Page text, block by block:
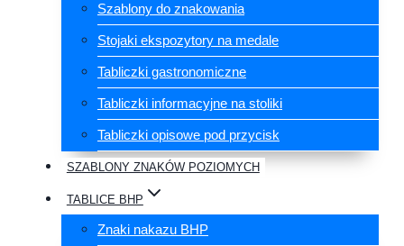
Szablony do znakowania
Stojaki ekspozytory na medale
Tabliczki gastronomiczne
Tabliczki informacyjne na stoliki
Tabliczki opisowe pod przycisk
SZABLONY ZNAKÓW POZIOMYCH
TABLICE BHP
Znaki nakazu BHP